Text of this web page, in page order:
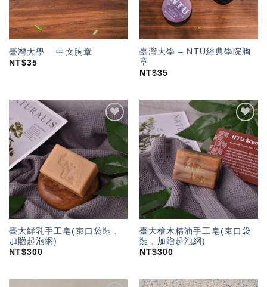
臺灣大學 – 中文胸章
NT$35
臺灣大學 – NTU經典學院胸
章
NT$35
加入
「願
望輕
單」
臺大鮮乳手工皂(束口袋裝，
加贈起泡網)
NT$300
加入
「願
望輕
單」
臺大檜木精油手工皂(束口袋
裝，加贈起泡網)
NT$300